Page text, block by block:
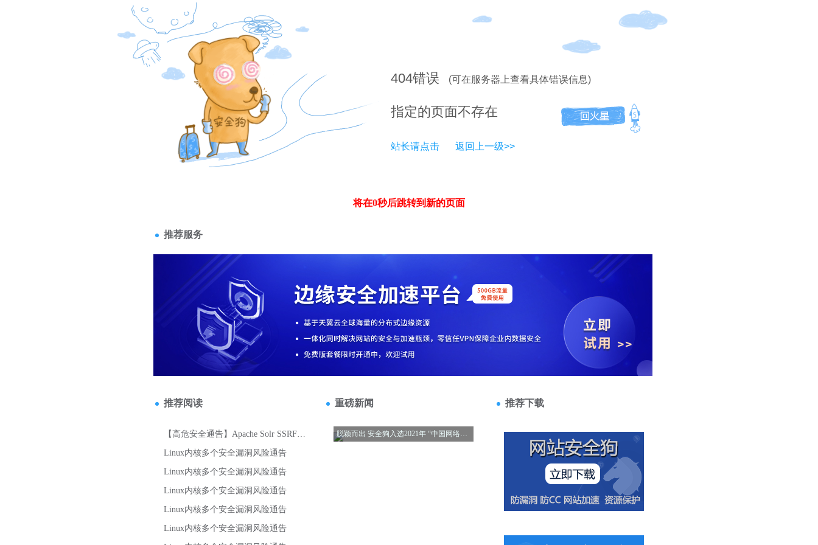
404错误 (可在服务器上查看具体错误信息)
指定的页面不存在
站长请点击 返回上一级>>